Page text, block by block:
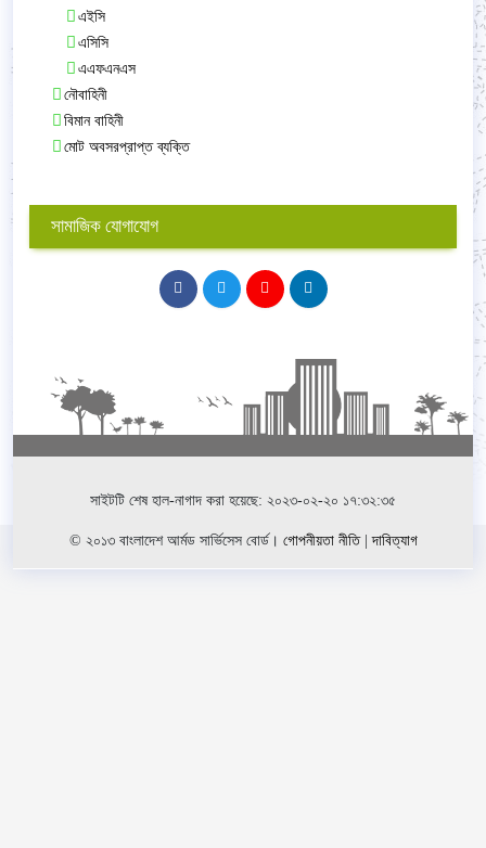
এইসি
এসিসি
এএফএনএস
নৌবাহিনী
বিমান বাহিনী
মোট অবসরপ্রাপ্ত ব্যক্তি
সামাজিক যোগাযোগ
সাইটটি শেষ হাল-নাগাদ করা হয়েছে: ২০২৩-০২-২০ ১৭:৩২:৩৫
© ২০১৩ বাংলাদেশ আর্মড সার্ভিসেস বোর্ড। গোপনীয়তা নীতি|দাবিত্যাগ